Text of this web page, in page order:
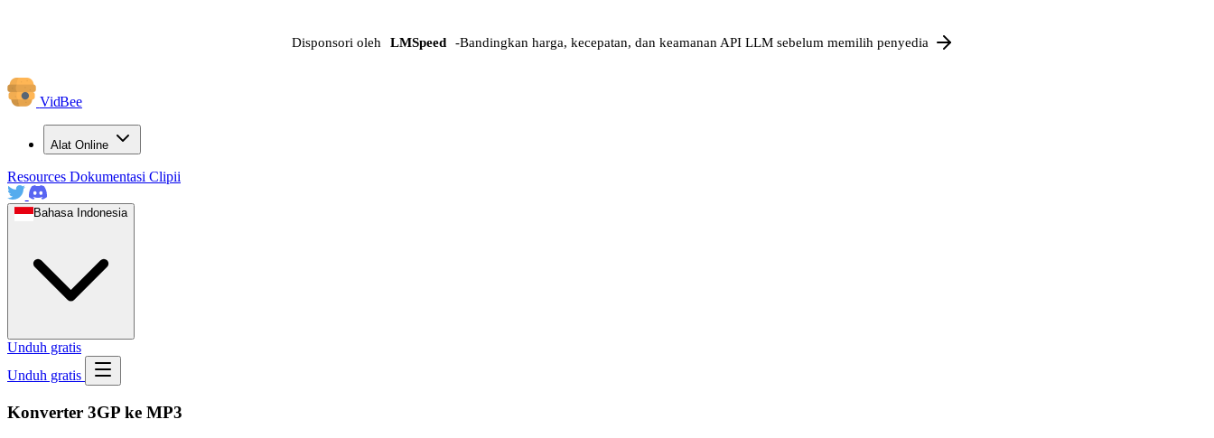
Disponsori oleh LMSpeed -Bandingkan harga, kecepatan, dan keamanan API LLM sebelum memilih penyedia
VidBee
Alat Online
Resources Dokumentasi Clipii
Bahasa Indonesia
Unduh gratis
Unduh gratis
Konverter 3GP ke MP3